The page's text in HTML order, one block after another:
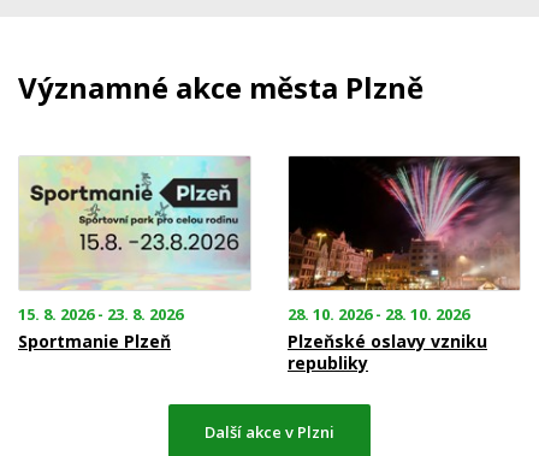
Významné akce města Plzně
15. 8. 2026 - 23. 8. 2026
Sportmanie Plzeň
28. 10. 2026 - 28. 10. 2026
Plzeňské oslavy vzniku
republiky
Další akce v Plzni